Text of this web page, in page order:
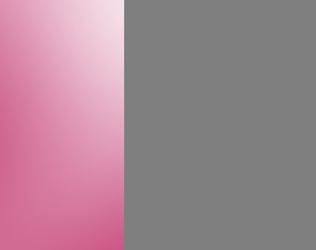
en ny livlighet
forsterkes,
intensitet. Minnet
denne